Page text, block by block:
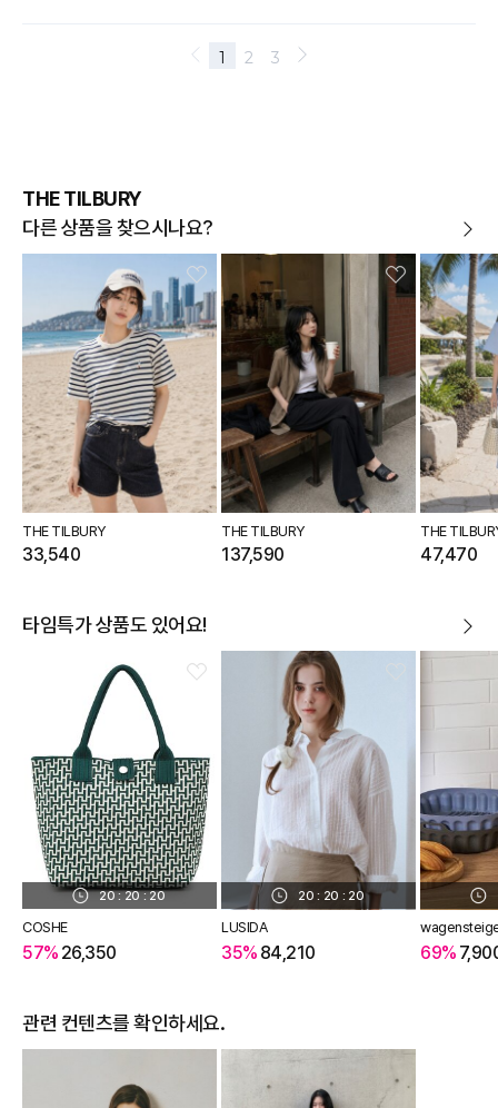
THE TILBURY
다른 상품을 찾으시나요?
THE TILBURY
33,540
THE TILBURY
137,590
THE
47,470
타임특가 상품도 있어요!
20 : 20 : 19
COSHE
57% 26,350
20 : 20 : 19
LUSIDA
35% 84,210 69%
관련 컨텐츠를 확인하세요.